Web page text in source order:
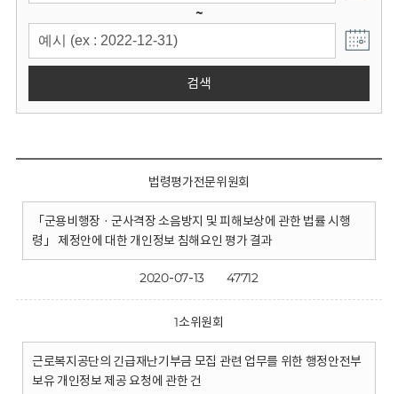
~
검색
법령평가전문위원회
「군용비행장 · 군사격장 소음방지 및 피해보상에 관한 법률 시행
령」 제정안에 대한 개인정보 침해요인 평가 결과
2020-07-13 47712
1소위원회
근로복지공단의 긴급재난기부금 모집 관련 업무를 위한 행정안전부
보유 개인정보 제공 요청에 관한 건